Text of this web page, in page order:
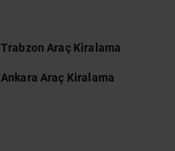
Trabzon Araç Kiralama
Ankara Araç Kiralama